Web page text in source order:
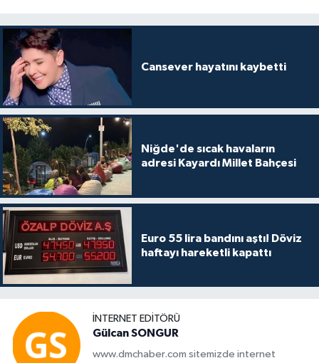
Cansever hayatını kaybetti
Niğde'de sıcak havaların
adresi Kayardı Millet Bahçesi
Euro 55 lira bandını aştı! Döviz
haftayı hareketli kapattı
İNTERNET EDITÖRÜ
Gülcan SONGUR
www.dmchaber.com sitemizde internet